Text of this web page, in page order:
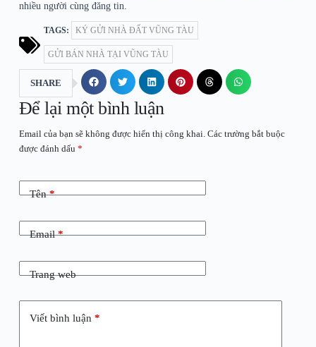
nhiều người cùng đăng tin.
TAGS: KÝ GỬI NHÀ ĐẤT VŨNG TÀU
GỬI BÁN NHÀ TẠI VŨNG TÀU
SHARE
Để lại một bình luận
Email của bạn sẽ không được hiển thị công khai. Các trường bắt buộc
được đánh dấu *
Tên*
Email*
Trang web
Viết bình luận *